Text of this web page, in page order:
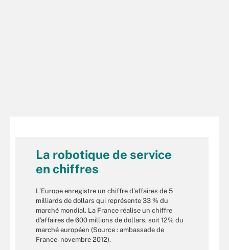
La robotique de service
en chiffres
L’Europe enregistre un chiffre d’affaires de 5
milliards de dollars qui représente 33 % du
marché mondial. La France réalise un chiffre
d’affaires de 600 millions de dollars, soit 12% du
marché européen (Source : ambassade de
France- novembre 2012).